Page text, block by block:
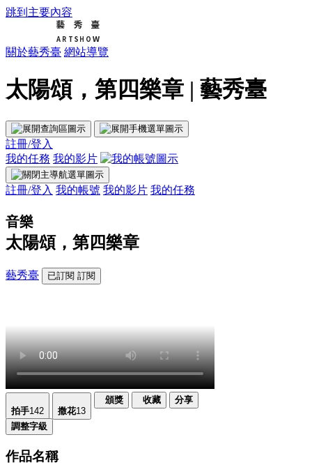
跳到主要內容
關於藝秀臺 網站導覽
太陽頌，第四樂章 | 藝秀臺
註冊/登入
我的任務 我的影片
註冊/登入 我的帳號 我的影片 我的任務
音樂
太陽頌，第四樂章
藝秀臺 已訂閱 訂閱
拍手142 撒花13
頒獎 收藏 分享
調整字級
作品名稱